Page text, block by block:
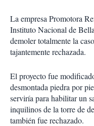
La empresa Promotora
Instituto Nacional de
demoler totalmente la
tajantemente rechazada.
El proyecto fue
desmontada piedra por
serviría para habilitar un
inquilinos de la torre de
también fue rechazado.